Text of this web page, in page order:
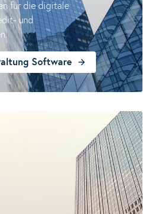
für die digitale
und
Software